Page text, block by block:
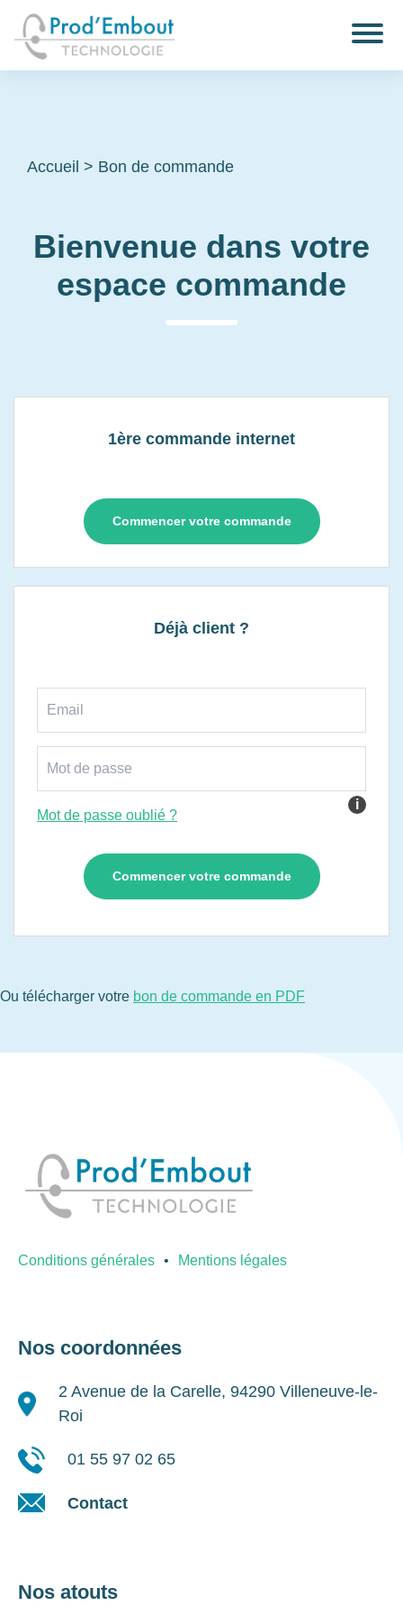
Accueil > Bon de commande
Bienvenue dans votre
espace commande
1ère commande internet
Commencer votre commande
Déjà client ?
i
Mot de passe oublié ?
Ou télécharger votre bon de commande en PDF
Conditions générales Mentions légales
Nos coordonnées
2 Avenue de la Carelle, 94290 Villeneuve-le-
Roi
01 55 97 02 65
Contact
Nos atouts